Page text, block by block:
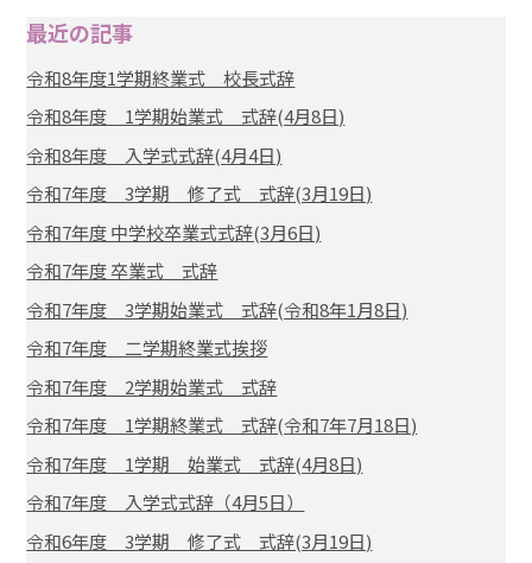
最近の記事
令和8年度1学期終業式 校長式辞
令和8年度 1学期始業式 式辞(4月8日)
令和8年度 入学式式辞(4月4日)
令和7年度 3学期 修了式 式辞(3月19日)
令和7年度 中学校卒業式式辞(3月6日)
令和7年度 卒業式 式辞
令和7年度 3学期始業式 式辞(令和8年1月8日)
令和7年度 二学期終業式挨拶
令和7年度 2学期始業式 式辞
令和7年度 1学期終業式 式辞(令和7年7月18日)
令和7年度 1学期 始業式 式辞(4月8日)
令和7年度 入学式式辞（4月5日）
令和6年度 3学期 修了式 式辞(3月19日)